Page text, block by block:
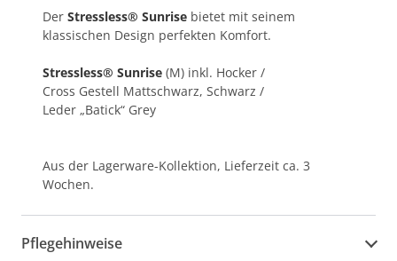
Der Stressless® Sunrise bietet mit seinem
klassischen Design perfekten Komfort.
Stressless® Sunrise (M) inkl. Hocker /
Cross Gestell Mattschwarz, Schwarz /
Leder „Batick“ Grey
Aus der Lagerware-Kollektion, Lieferzeit ca. 3
Wochen.
Pflegehinweise